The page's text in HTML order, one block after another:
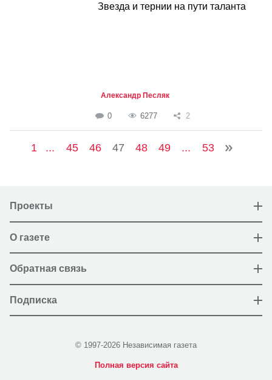
Звезда и тернии на пути таланта
Александр Песляк
0 6277 2
1 ... 45 46 47 48 49 ... 53
Проекты
О газете
Обратная связь
Подписка
© 1997-2026 Независимая газета
Полная версия сайта